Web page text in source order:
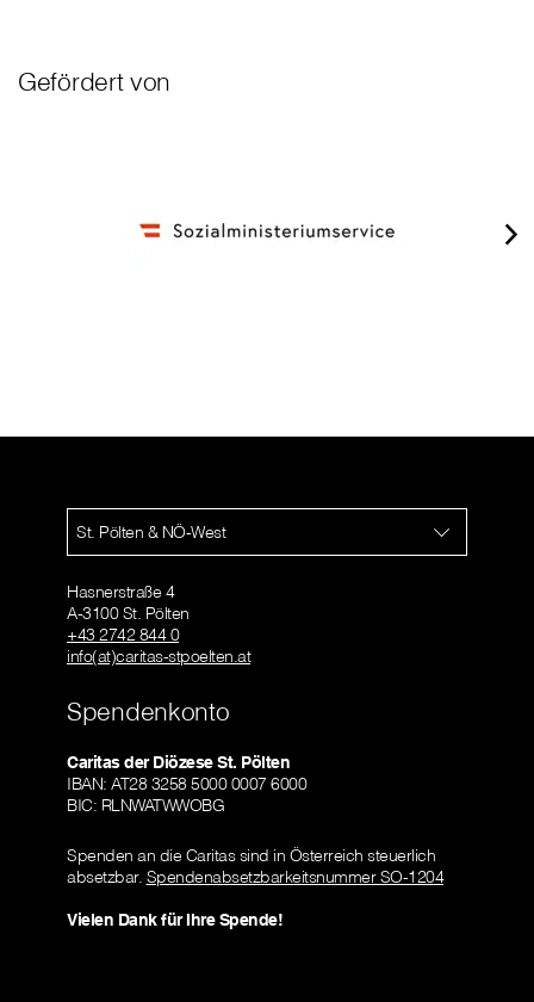
Gefördert von
St. Pölten & NÖ-West
Hasnerstraße 4
A-3100 St. Pölten
+43 2742 844 0
info(at)caritas-stpoelten.at
Spendenkonto
Caritas der Diözese St. Pölten
IBAN: AT28 3258 5000 0007 6000
BIC: RLNWATWWOBG
Spenden an die Caritas sind in Österreich steuerlich
absetzbar. Spendenabsetzbarkeitsnummer SO-1204
Vielen Dank für Ihre Spende!